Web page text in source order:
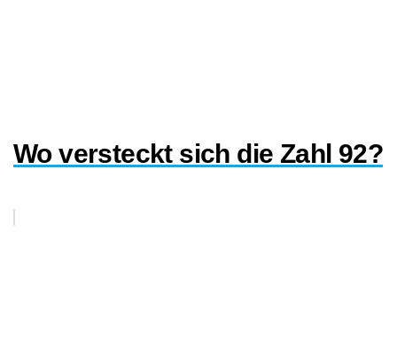
Wo versteckt sich die Zahl 92?